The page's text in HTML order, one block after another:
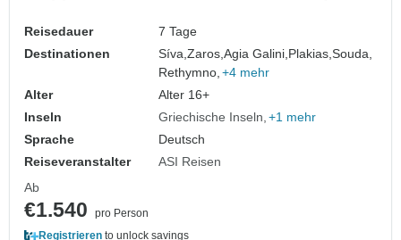
Reisedauer
7 Tage
Destinationen
Síva,Zaros,Agia Galini, Plakias,Souda,
Rethymno, +4 mehr
Alter
Alter 16+
Inseln
Griechische Inseln +1 mehr
Sprache
Deutsch
Reiseveranstalter
ASI Reisen
Ab
€1.540
pro Person
Registrieren to unlock savings